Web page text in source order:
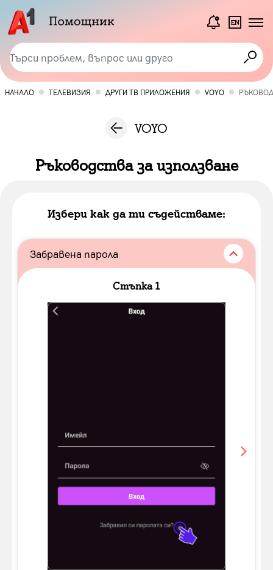
НАЧАЛО ТЕЛЕВИЗИЯ ДРУГИ ТВ ПРИЛОЖЕНИЯ VOYO
VOYO
Ръководства за използване
Избери как да ти съдействаме:
Забравена парола
Slide 1 of 6
Стъпка 1